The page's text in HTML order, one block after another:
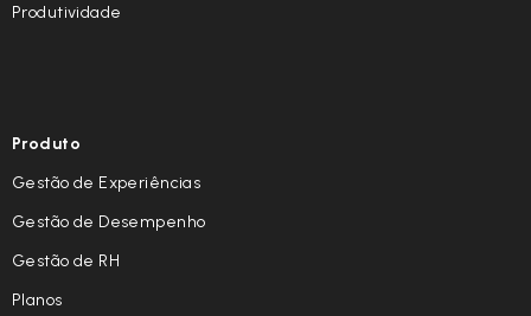
Produtividade
Produto
Gestão de Experiências
Gestão de Desempenho
Gestão de RH
Planos